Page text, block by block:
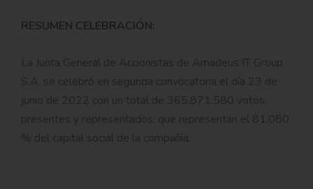
RESUMEN CELEBRACIÓN:
La Junta General de Accionistas de Amadeus IT Group
S.A. se celebró en segunda convocatoria el día 23 de
junio de 2022 con un total de 365.871.580 votos,
presentes y representados, que representan el 81,080
% del capital social de la compañía.